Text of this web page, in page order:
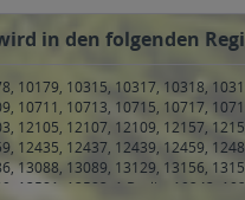
in den folgenden
10179, 10315, 10317, 10318,
10711, 10713, 10715, 10717,
12105, 12107, 12109, 12157,
12435, 12437, 12439, 12459,
13088, 13089, 13129, 13156,
13581, 13583, 1 Berlin
10243,